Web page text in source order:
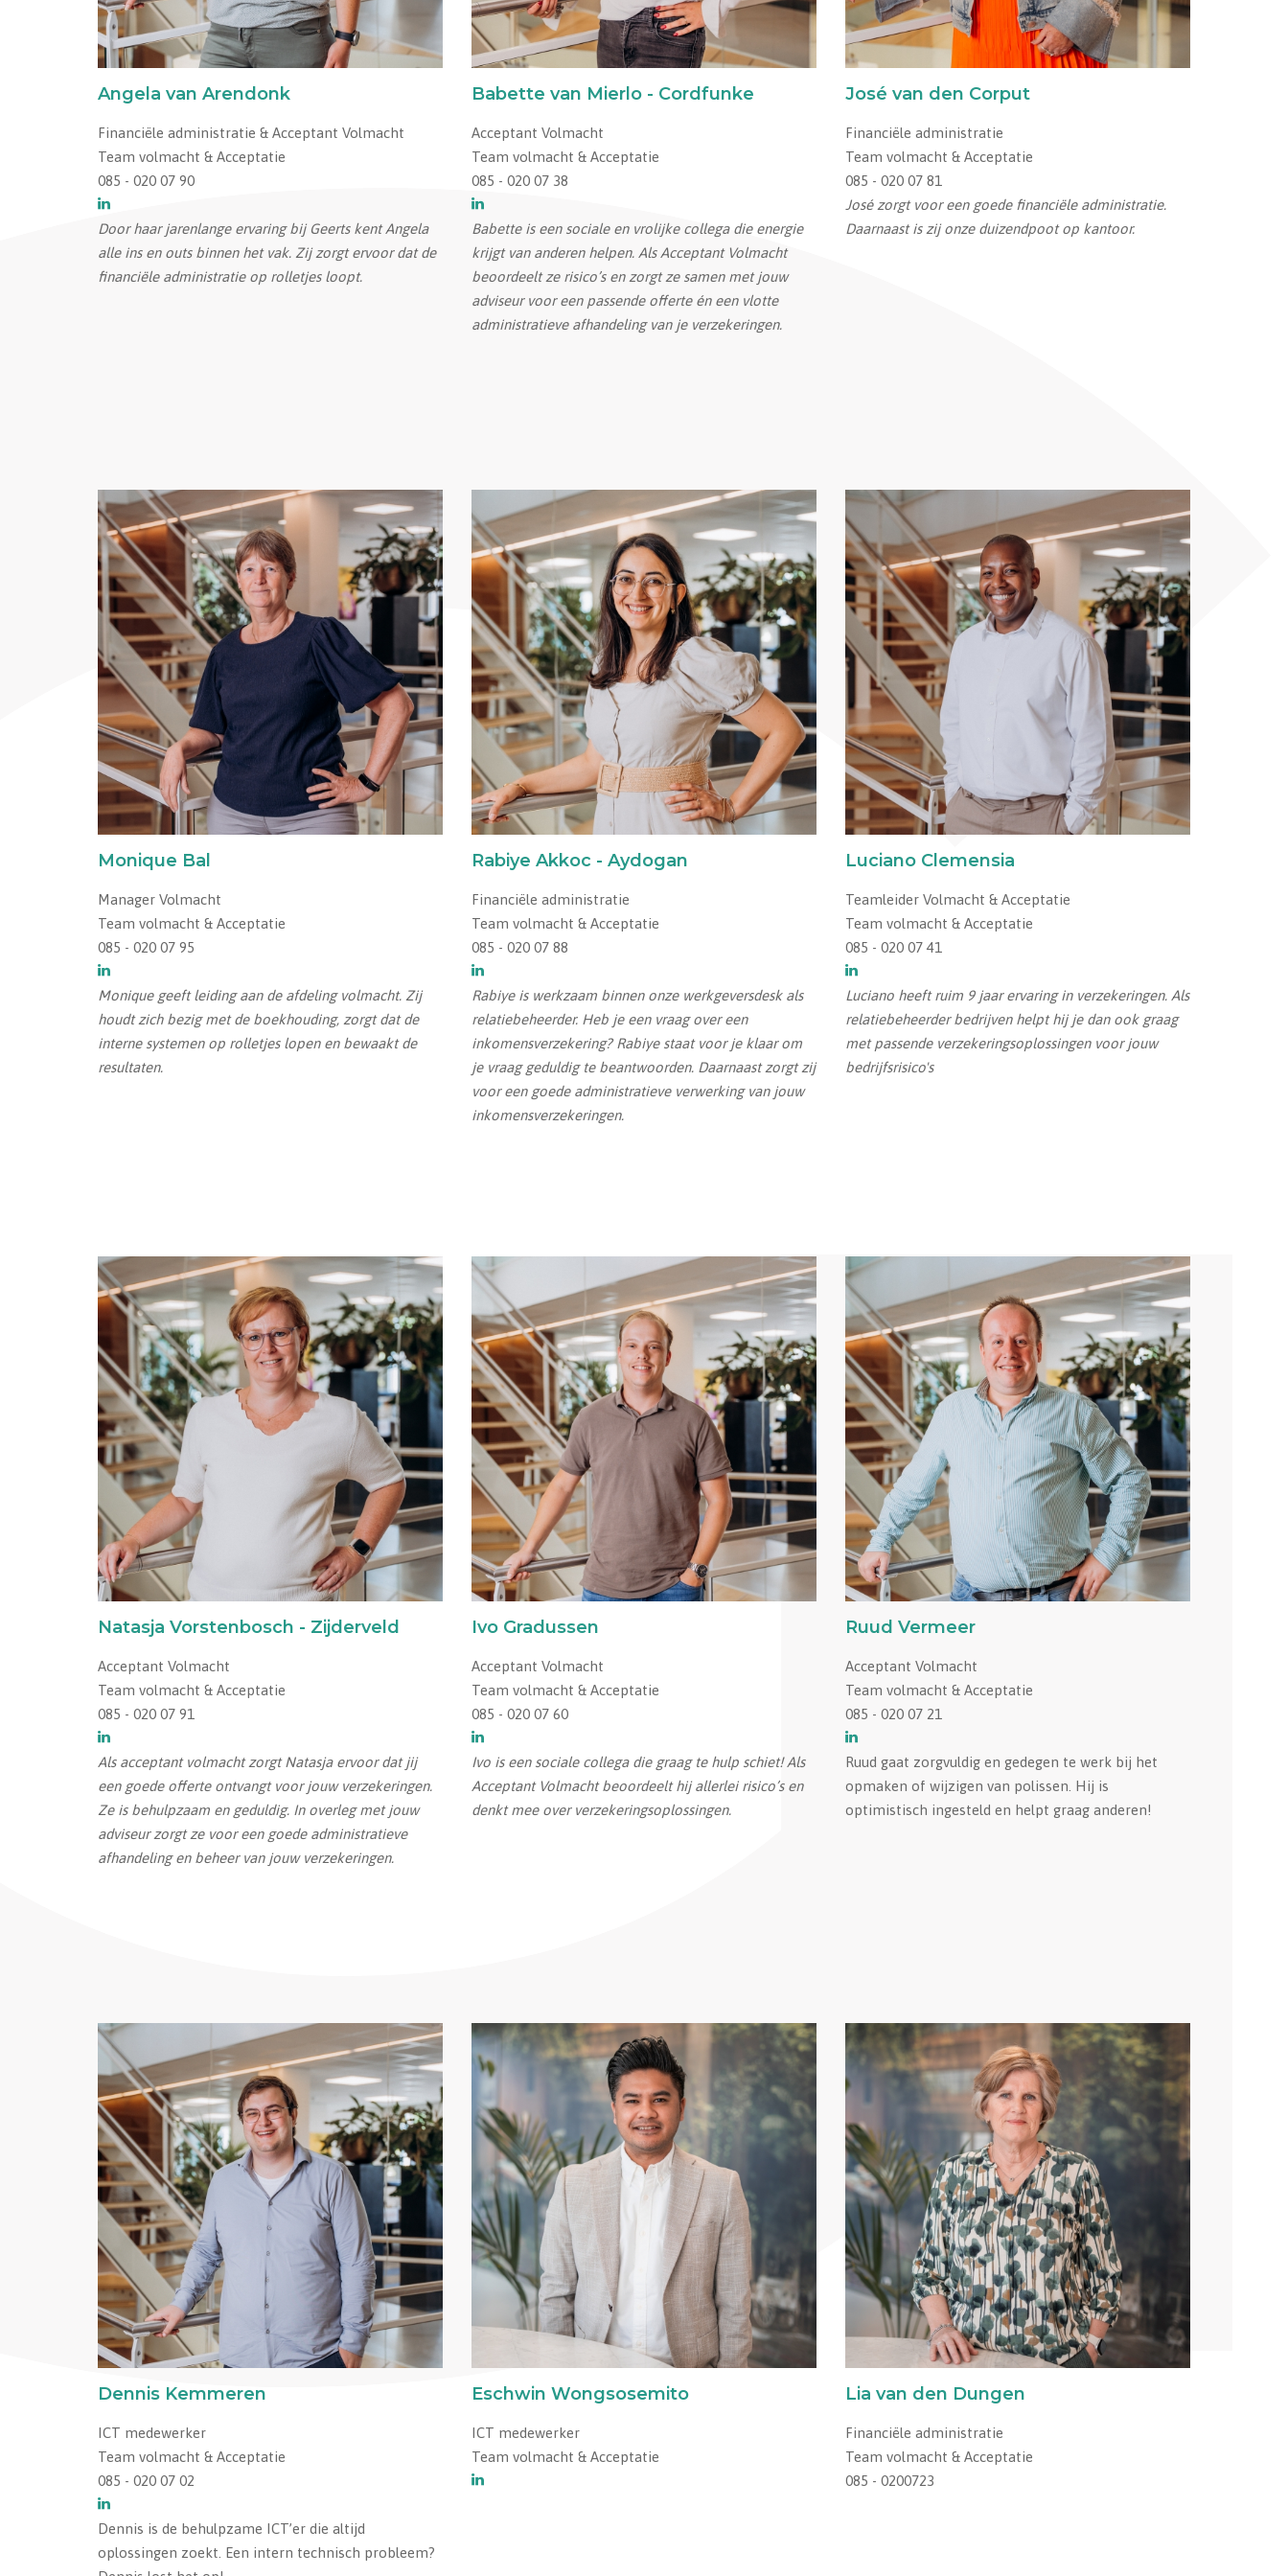
Angela van Arendonk
Financiële administratie & Acceptant Volmacht
Team volmacht & Acceptatie
085 - 020 07 90
Door haar jarenlange ervaring bij Geerts kent Angela
alle ins en outs binnen het vak. Zij zorgt ervoor dat de
financiële administratie op rolletjes loopt.
Babette van Mierlo - Cordfunke
Acceptant Volmacht
Team volmacht & Acceptatie
085 - 020 07 38
Babette is een sociale en vrolijke collega die energie
krijgt van anderen helpen. Als Acceptant Volmacht
beoordeelt ze risico’s en zorgt ze samen met jouw
adviseur voor een passende offerte én een vlotte
administratieve afhandeling van je verzekeringen.
José van den Corput
Financiële administratie
Team volmacht & Acceptatie
085 - 020 07 81
José zorgt voor een goede financiële administratie.
Daarnaast is zij onze duizendpoot op kantoor.
Monique Bal
Manager Volmacht
Team volmacht & Acceptatie
085 - 020 07 95
Monique geeft leiding aan de afdeling volmacht. Zij
houdt zich bezig met de boekhouding, zorgt dat de
interne systemen op rolletjes lopen en bewaakt de
resultaten.
Rabiye Akkoc - Aydogan
Financiële administratie
Team volmacht & Acceptatie
085 - 020 07 88
Rabiye is werkzaam binnen onze werkgeversdesk als
relatiebeheerder. Heb je een vraag over een
inkomensverzekering? Rabiye staat voor je klaar om
je vraag geduldig te beantwoorden. Daarnaast zorgt zij
voor een goede administratieve verwerking van jouw
inkomensverzekeringen.
Luciano Clemensia
Teamleider Volmacht & Acceptatie
Team volmacht & Acceptatie
085 - 020 07 41
Luciano heeft ruim 9 jaar ervaring in verzekeringen. Als
relatiebeheerder bedrijven helpt hij je dan ook graag
met passende verzekeringsoplossingen voor jouw
bedrijfsrisico's
Natasja Vorstenbosch - Zijderveld
Acceptant Volmacht
Team volmacht & Acceptatie
085 - 020 07 91
Als acceptant volmacht zorgt Natasja ervoor dat jij
een goede offerte ontvangt voor jouw verzekeringen.
Ze is behulpzaam en geduldig. In overleg met jouw
adviseur zorgt ze voor een goede administratieve
afhandeling en beheer van jouw verzekeringen.
Ivo Gradussen
Acceptant Volmacht
Team volmacht & Acceptatie
085 - 020 07 60
Ivo is een sociale collega die graag te hulp schiet! Als
Acceptant Volmacht beoordeelt hij allerlei risico’s en
denkt mee over verzekeringsoplossingen.
Ruud Vermeer
Acceptant Volmacht
Team volmacht & Acceptatie
085 - 020 07 21
Ruud gaat zorgvuldig en gedegen te werk bij het
opmaken of wijzigen van polissen. Hij is
optimistisch ingesteld en helpt graag anderen!
Dennis Kemmeren
ICT medewerker
Team volmacht & Acceptatie
085 - 020 07 02
Dennis is de behulpzame ICT’er die altijd
oplossingen zoekt. Een intern technisch probleem?
Eschwin Wongsosemito
ICT medewerker
Team volmacht & Acceptatie
Lia van den Dungen
Financiële administratie
Team volmacht & Acceptatie
085 - 0200723